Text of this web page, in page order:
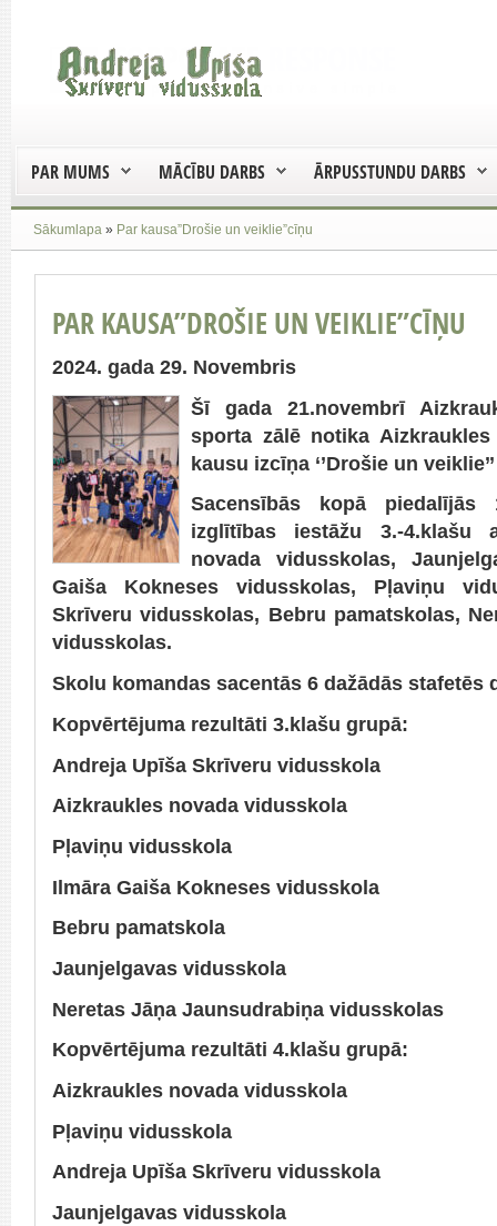
PAR MUMS MĀCĪBU DARBS ĀRPUSSTUNDU DARBS
Sākumlapa » Par kausa”Drošie un veiklie”cīņu
PAR KAUSA”DROŠIE UN VEIKLIE”CĪŅU
2024. gada 29. Novembris
Šī gada 21.novembrī
sporta zālē notika
kausu izcīņa ‘’Drošie un
Sacensībās kopā piedalījās
izglītības iestāžu 3.-4.klašu
novada vidusskolas,
Gaiša Kokneses vidusskolas, Pļaviņu
Skrīveru vidusskolas, Bebru pamatskolas,
vidusskolas.
Skolu komandas sacentās 6 dažādās stafetēs
Kopvērtējuma rezultāti 3.klašu grupā:
Andreja Upīša Skrīveru vidusskola
Aizkraukles novada vidusskola
Pļaviņu vidusskola
Ilmāra Gaiša Kokneses vidusskola
Bebru pamatskola
Jaunjelgavas vidusskola
Neretas Jāņa Jaunsudrabiņa vidusskolas
Kopvērtējuma rezultāti 4.klašu grupā:
Aizkraukles novada vidusskola
Pļaviņu vidusskola
Andreja Upīša Skrīveru vidusskola
Jaunjelgavas vidusskola